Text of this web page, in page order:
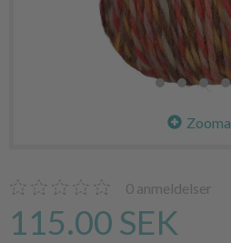
Zooma
0 anmeldelser
115.00 SEK